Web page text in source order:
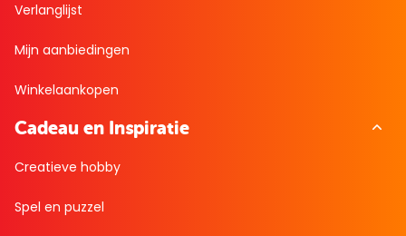
Verlanglijst
Mijn aanbiedingen
Winkelaankopen
Cadeau en Inspiratie
Creatieve hobby
Spel en puzzel